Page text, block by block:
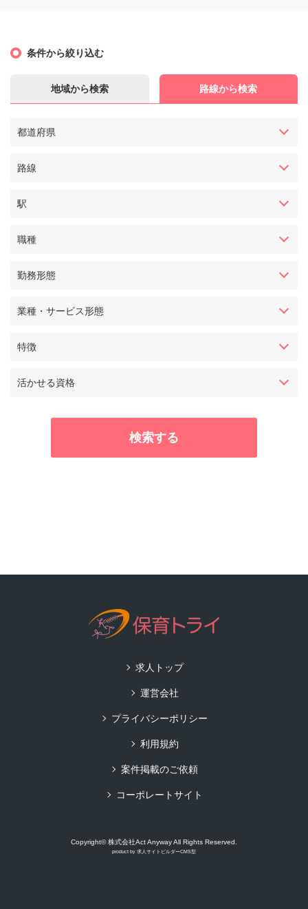
条件から絞り込む
地域から検索 路線から検索
都道府県
路線
駅
職種
勤務形態
業種・サービス形態
特徴
活かせる資格
求人トップ
運営会社
プライバシーポリシー
利用規約
案件掲載のご依頼
コーポレートサイト
Copyright© 株式会社Act Anyway All Rights Reserved.
product by 求人サイトビルダーCMS型